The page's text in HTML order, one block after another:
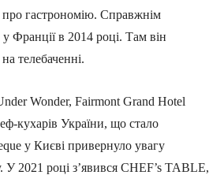
про гастрономію. Справжнім
Франції в 2014 році. Там він
телебаченні.
Wonder, Fairmont Grand Hotel
кухарів України, що стало
у Києві привернуло увагу
У 2021 році з’явився CHEF’s TABLE,